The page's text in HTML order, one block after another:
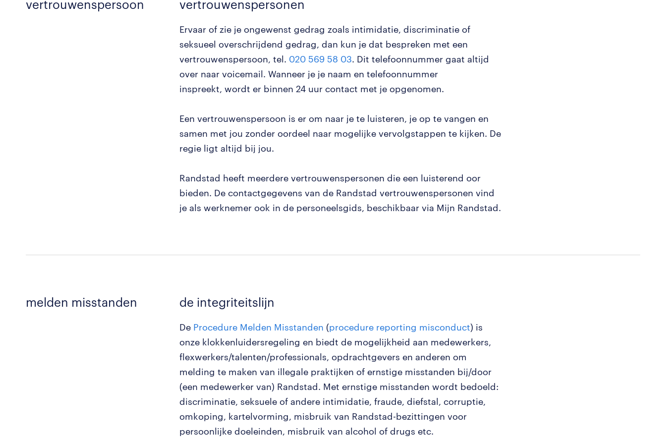
vertrouwenspersoon vertrouwenspersonen
Ervaar of zie je ongewenst gedrag zoals intimidatie, discriminatie of
seksueel overschrijdend gedrag, dan kun je dat bespreken met een
vertrouwenspersoon, tel. 020 569 58 03. Dit telefoonnummer gaat altijd
over naar voicemail. Wanneer je je naam en telefoonnummer
inspreekt, wordt er binnen 24 uur contact met je opgenomen.
Een vertrouwenspersoon is er om naar je te luisteren, je op te vangen en
samen met jou zonder oordeel naar mogelijke vervolgstappen te kijken. De
regie ligt altijd bij jou.
Randstad heeft meerdere vertrouwenspersonen die een luisterend oor
bieden. De contactgegevens van de Randstad vertrouwenspersonen vind
je als werknemer ook in de personeelsgids, beschikbaar via Mijn Randstad.
melden misstanden de integriteitslijn
De Procedure Melden Misstanden (procedure reporting misconduct) is
onze klokkenluidersregeling en biedt de mogelijkheid aan medewerkers,
flexwerkers/talenten/professionals, opdrachtgevers en anderen om
melding te maken van illegale praktijken of ernstige misstanden bij/door
(een medewerker van) Randstad. Met ernstige misstanden wordt bedoeld:
discriminatie, seksuele of andere intimidatie, fraude, diefstal, corruptie,
omkoping, kartelvorming, misbruik van Randstad-bezittingen voor
persoonlijke doeleinden, misbruik van alcohol of drugs etc.